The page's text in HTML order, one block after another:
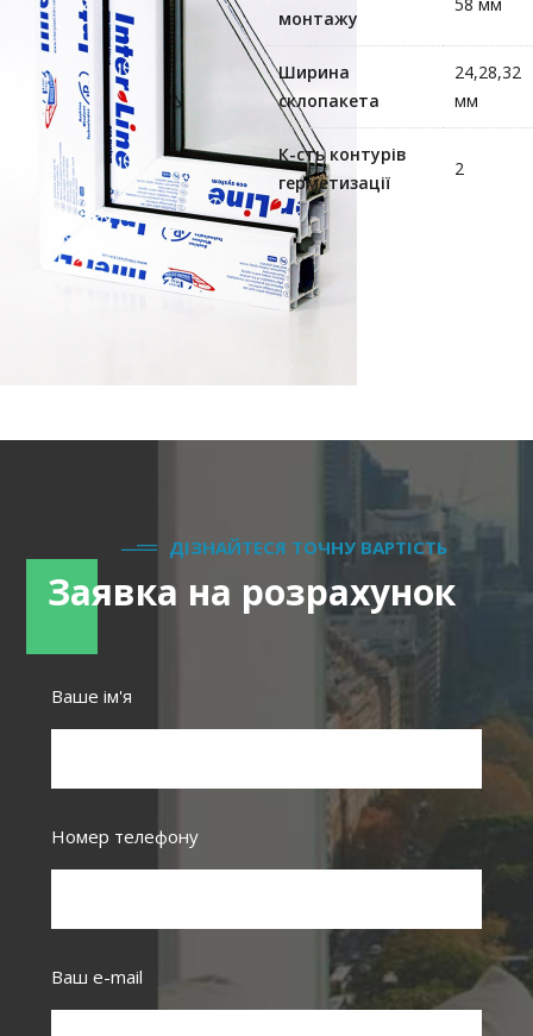
монтажу
Ширина
склопакета
24,28,32
мм
К-сть контурів
герметизації
2
ДІЗНАЙТЕСЯ ТОЧНУ ВАРТІСТЬ
Заявка на розрахунок
Ваше ім'я
Номер телефону
Ваш e-mail